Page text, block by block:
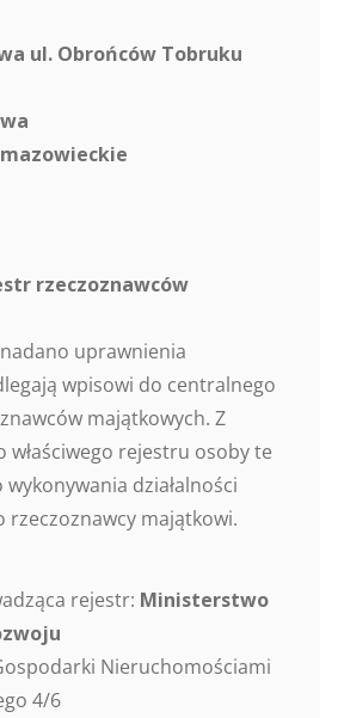
ul. Obrońców Tobruku
mazowieckie
rzeczoznawców
uprawnienia
wpisowi do centralnego
majątkowych. Z
właściwego rejestru osoby te
działalności
rzeczoznawcy majątkowi.
rejestr: Ministerstwo
Nieruchomościami
4/6